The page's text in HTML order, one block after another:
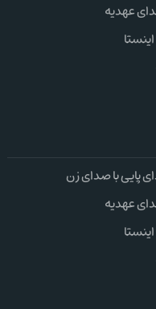
عهدیه
پایی با صدای زن
عهدیه